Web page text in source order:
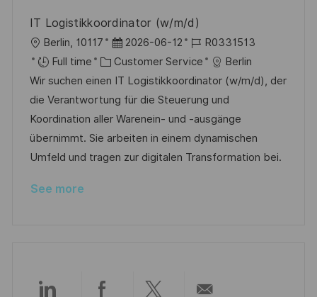
e
IT Logistikkoordinator (w/m/d)
L
o
c
a
t
i
o
Berlin, 10117
P
o
s
t
e
d
D
2026-06-12
J
o
b
I
d
R0331513
Full time
C
a
t
e
g
o
Customer Service
Berlin
Wir suchen einen IT Logistikkoordinator (w/m/d), der
die Verantwortung für die Steuerung und
Koordination aller Warenein- und -ausgänge
übernimmt. Sie arbeiten in einem dynamischen
Umfeld und tragen zur digitalen Transformation bei.
See more